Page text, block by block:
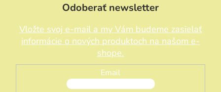
Odoberať newsletter
Vložte svoj e-mail a my Vám budeme zasielať
informácie o nových produktoch na našom e-
shope.
Email